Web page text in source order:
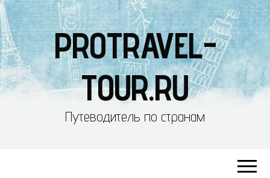
PROTRAVEL-
TOUR.RU
Путеводитель по странам